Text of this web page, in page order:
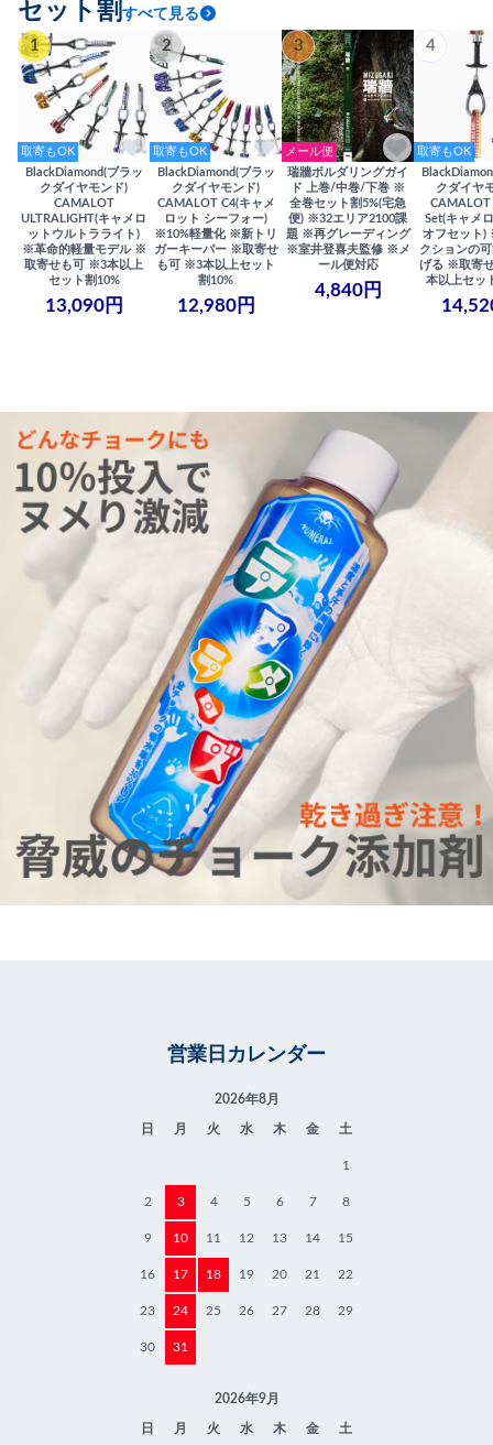
セット割 すべて見る
1
取寄もOK
BlackDiamond(ブラッ
クダイヤモンド)
CAMALOT
ULTRALIGHT(キャメロ
ットウルトラライト)
※革命的軽量モデル ※
取寄せも可 ※3本以上
セット割10%
13,090円
2
取寄もOK
BlackDiamond(ブラッ
クダイヤモンド)
CAMALOT C4(キャメ
ロット シーフォー)
※10%軽量化 ※新トリ
ガーキーパー ※取寄せ
も可 ※3本以上セット
割10%
12,980円
3
メール便
瑞牆ボルダリングガイ
ド 上巻/中巻/下巻 ※
全巻セット割5%(宅急
便) ※32エリア2100課
題 ※再グレーディング
※室井登喜夫監修 ※メ
ール便対応
4,840円
4
取寄もOK
クダイヤ
Set(キャメ
オフセット)
クションの
げる ※取寄
本以上セッ
営業日カレンダー
2026年8月
日 月 火 水 木 金 土
1
2 3 4 5 6 7 8
9 10 11 12 13 14 15
16 17 18 19 20 21 22
23 24 25 26 27 28 29
30 31
2026年9月
日 月 火 水 木 金 土